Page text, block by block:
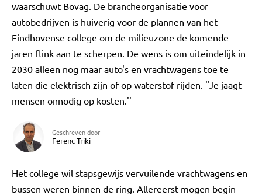
waarschuwt Bovag. De brancheorganisatie voor
autobedrijven is huiverig voor de plannen van het
Eindhovense college om de milieuzone de komende
jaren flink aan te scherpen. De wens is om uiteindelijk in
2030 alleen nog maar auto's en vrachtwagens toe te
laten die elektrisch zijn of op waterstof rijden. ''Je jaagt
mensen onnodig op kosten.''
Geschreven door
Ferenc Triki
Het college wil stapsgewijs vervuilende vrachtwagens en
bussen weren binnen de ring. Allereerst mogen begin